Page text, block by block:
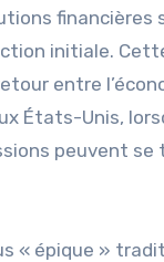
financières
initiale.
entre
États-Unis,
peuvent
« épique »